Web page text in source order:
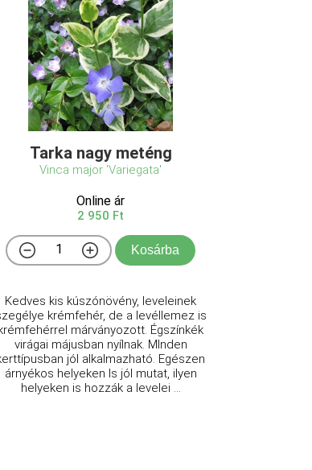
Tarka nagy meténg
Vinca major 'Variegata'
Online ár
2 950 Ft
Kosárba
Kedves kis kúszónövény, leveleinek
krémfehér, de a levéllemez is
márványozott. Égszínkék
virágai májusban nyílnak. MInden
jól alkalmazható. Egészen
árnyékos helyeken ls jól mutat, ilyen
helyeken is hozzák a levelei ...